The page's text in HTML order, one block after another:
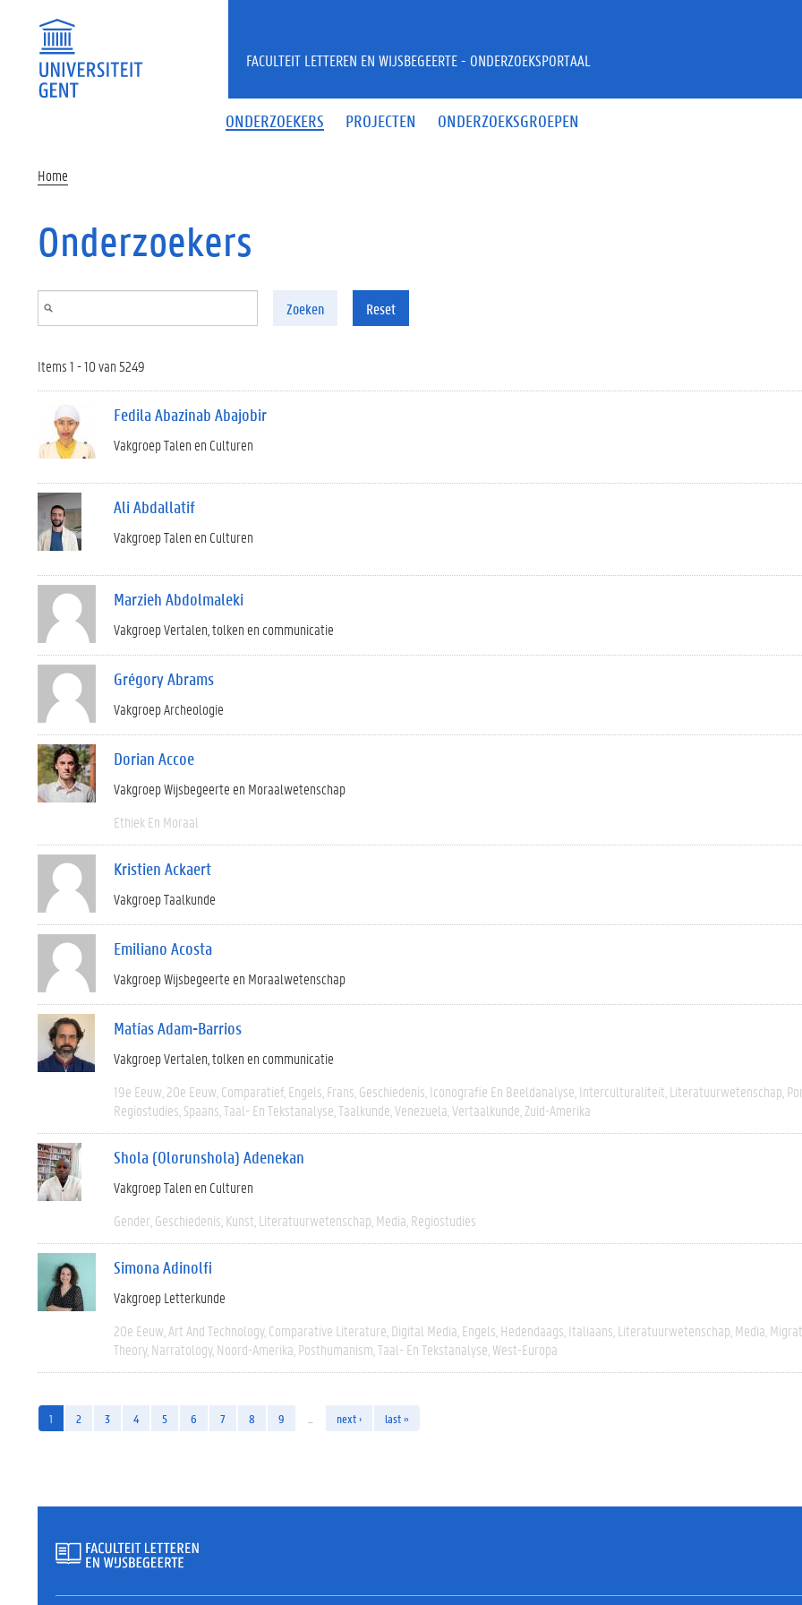
ONDERZOEKERS PROJECTEN ONDERZOEKSGROEPEN
FACULTEIT LETTEREN EN WIJSBEGEERTE - ONDERZOEKSPORTAAL
Home
Onderzoekers
Zoeken Reset
Items 1 - 10 van 5249
Fedila Abazinab Abajobir
Vakgroep Talen en Culturen
Ali Abdallatif
Vakgroep Talen en Culturen
Marzieh Abdolmaleki
Vakgroep Vertalen, tolken en communicatie
Grégory Abrams
Vakgroep Archeologie
Dorian Accoe
Vakgroep Wijsbegeerte en Moraalwetenschap
Ethiek En Moraal
Kristien Ackaert
Vakgroep Taalkunde
Emiliano Acosta
Vakgroep Wijsbegeerte en Moraalwetenschap
Matías Adam-Barrios
Vakgroep Vertalen, tolken en communicatie
19e Eeuw 20e Eeuw Comparatief Engels Frans Geschiedenis Iconografie En Beeldanalyse Interculturaliteit Literatuurwetenschap
Regiostudies Spaans Taal- En Tekstanalyse Taalkunde Venezuela Vertaalkunde Zuid-Amerika
Shola (Olorunshola) Adenekan
Vakgroep Talen en Culturen
Gender Geschiedenis Kunst Literatuurwetenschap Media Regiostudies
Simona Adinolfi
Vakgroep Letterkunde
20e Eeuw Art And Technology Comparative Literature Digital Media Engels Hedendaags Italiaans Literatuurwetenschap Media
Theory Narratology Noord-Amerika Posthumanism Taal- En Tekstanalyse West-Europa
1 2 3 4 5 6 7 8 9 next › last »